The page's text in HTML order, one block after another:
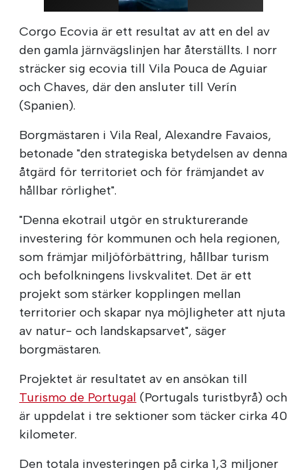
Corgo Ecovia är ett resultat av att en del av
den gamla järnvägslinjen har återställts. I norr
sträcker sig ecovia till Vila Pouca de Aguiar
och Chaves, där den ansluter till Verín
(Spanien).
Borgmästaren i Vila Real, Alexandre Favaios,
betonade "den strategiska betydelsen av denna
åtgärd för territoriet och för främjandet av
hållbar rörlighet".
"Denna ekotrail utgör en strukturerande
investering för kommunen och hela regionen,
som främjar miljöförbättring, hållbar turism
och befolkningens livskvalitet. Det är ett
projekt som stärker kopplingen mellan
territorier och skapar nya möjligheter att njuta
av natur- och landskapsarvet", säger
borgmästaren.
Projektet är resultatet av en ansökan till
Turismo de Portugal (Portugals turistbyrå) och
är uppdelat i tre sektioner som täcker cirka 40
kilometer.
Den totala investeringen på cirka 1,3 miljoner